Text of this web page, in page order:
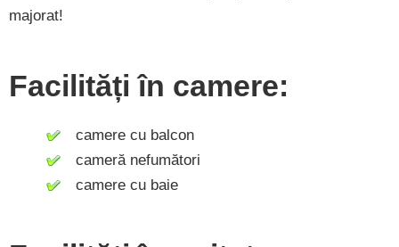
majorat!
Facilități în camere:
camere cu balcon
cameră nefumători
camere cu baie